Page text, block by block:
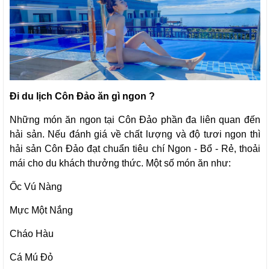
Đi du lịch Côn Đảo ăn gì ngon ?
Những món ăn ngon tại Côn Đảo phần đa liên quan đến
hải sản. Nếu đánh giá về chất lượng và độ tươi ngon thì
hải sản Côn Đảo đạt chuẩn tiêu chí Ngon - Bổ - Rẻ, thoải
mái cho du khách thưởng thức. Một số món ăn như:
Ốc Vú Nàng
Mực Một Nắng
Cháo Hàu
Cá Mú Đỏ